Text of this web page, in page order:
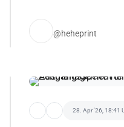
@heheprint
28. Apr '26, 18:41